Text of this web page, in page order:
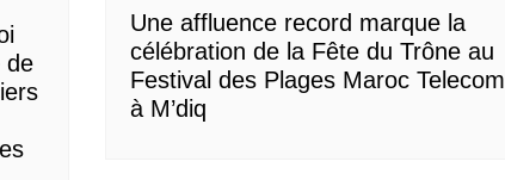
de
Une affluence record marque la
célébration de la Fête du Trône au
Festival des Plages Maroc Telecom
à M’diq